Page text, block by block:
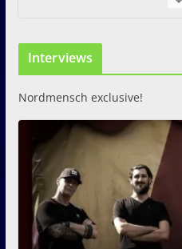
Interviews
Nordmensch exclusive!